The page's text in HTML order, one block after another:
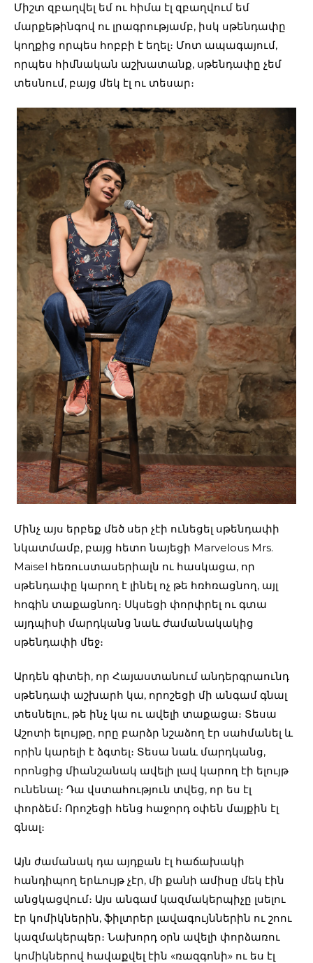
Միշտ զբաղվել եմ ու հիմա էլ զբաղվում եմ
մարքեթինգով ու լրագրությամբ, իսկ սթենդափը
կողքից որպես հոբբի է եղել։ Մոտ ապագայում,
որպես հիմնական աշխատանք, սթենդափը չեմ
տեսնում, բայց մեկ էլ ու տեսար։
Մինչ այս երբեք մեծ սեր չէի ունեցել սթենդափի
նկատմամբ, բայց հետո նայեցի Marvelous Mrs.
Maisel հեռուստասերիալն ու հասկացա, որ
սթենդափը կարող է լինել ոչ թե հռհռացնող, այլ
հոգին տաքացնող։ Սկսեցի փորփրել ու գտա
այդպիսի մարդկանց նաև ժամանակակից
սթենդափի մեջ։
Արդեն գիտեի, որ Հայաստանում անդերգրաունդ
սթենդափ աշխարհ կա, որոշեցի մի անգամ գնալ
տեսնելու, թե ինչ կա ու ավելի տաքացա։ Տեսա
Աշոտի ելույթը, որը բարձր նշաձող էր սահմանել և
որին կարելի է ձգտել։ Տեսա նաև մարդկանց,
որոնցից միանշանակ ավելի լավ կարող էի ելույթ
ունենալ։ Դա վստահություն տվեց, որ ես էլ
փորձեմ։ Որոշեցի հենց հաջորդ օփեն մայքին էլ
գնալ։
Այն ժամանակ դա այդքան էլ հաճախակի
հանդիպող երևույթ չէր, մի քանի ամիսը մեկ էին
անցկացվում։ Այս անգամ կազմակերպիչը լսելու
էր կոմիկներին, ֆիլտրեր լավագույններին ու շոու
կազմակերպեր։ Նախորդ օրն ավելի փորձառու
կոմիկներով հավաքվել էին «ռազգոնի» ու ես էլ